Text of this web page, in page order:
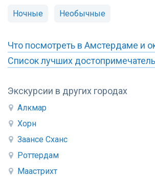
Экскурсии в других городах
Алкмар
Хорн
Заансе Сханс
Роттердам
Маастрихт
Ночные Необычные
Что посмотреть в Амстердаме и
Список лучших